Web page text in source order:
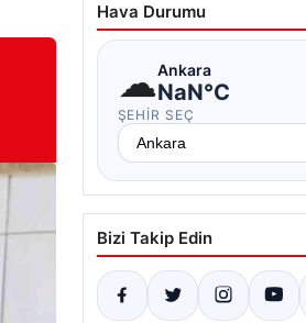
Hava Durumu
☁Ankara
NaN°C
ŞEHIR SEÇ
Bizi Takip Edin